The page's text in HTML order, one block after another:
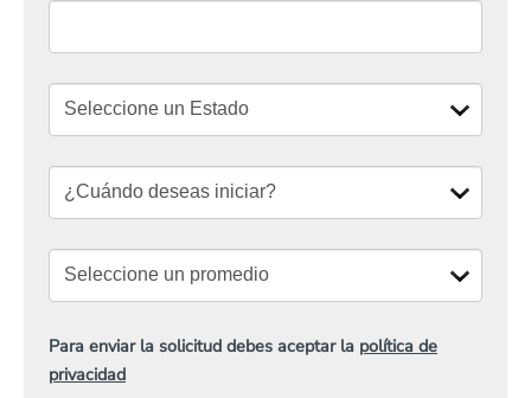
Para enviar la solicitud debes aceptar la política de
privacidad